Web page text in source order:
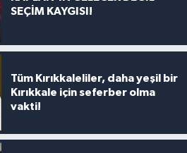
SEÇİM KAYGISI!
Tüm Kırıkkaleliler, daha yeşil bir
Kırıkkale için seferber olma
vakti!